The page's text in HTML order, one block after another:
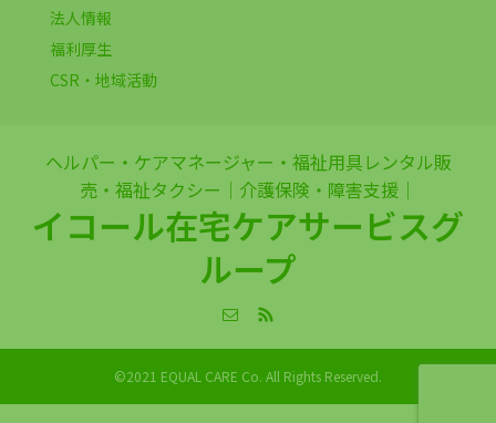
法人情報
福利厚生
CSR・地域活動
ヘルパー・ケアマネージャー・福祉用具レンタル販
売・福祉タクシー｜介護保険・障害支援｜
イコール在宅ケアサービスグ
ループ
©2021 EQUAL CARE Co. All Rights Reserved.